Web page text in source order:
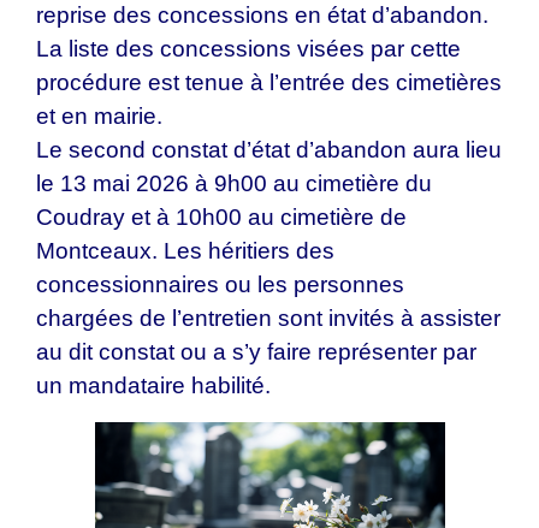
reprise des concessions en état d’abandon.
La liste des concessions visées par cette
procédure est tenue à l’entrée des cimetières
et en mairie.
Le second constat d’état d’abandon aura lieu
le 13 mai 2026 à 9h00 au cimetière du
Coudray et à 10h00 au cimetière de
Montceaux. Les héritiers des
concessionnaires ou les personnes
chargées de l’entretien sont invités à assister
au dit constat ou a s’y faire représenter par
un mandataire habilité.